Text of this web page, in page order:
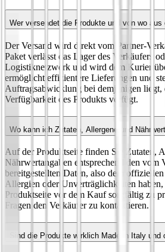
Wer versendet die Produkte und von wo aus
Der Versand wird direkt vom Partner-
Paket verlässt das Lager des Verkäufers
Logistiknetzwerk und wird dem Kurier
ermöglicht effizientere Lieferungen und
Auftragsabwicklung bei demjenigen liegt,
Verfügbarkeit des Produkts verfügt.
Wo kann ich Zutaten, Allergene und
Auf der Produktseite finden Sie Zutaten,
Nährwertangaben entsprechend den vom
bereitgestellten Daten, also dem
Allergien oder Unverträglichkeiten
Produktseite vor dem Kauf sorgfältig zu
Fragen den Verkäufer zu kontaktieren.
Sind die Produkte wirklich Made in Italy und